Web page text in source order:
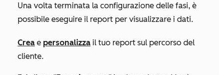
Una volta terminata la configurazione delle fasi, è
possibile eseguire il report per visualizzare i dati.
Crea e personalizza il tuo report sul percorso del
cliente.